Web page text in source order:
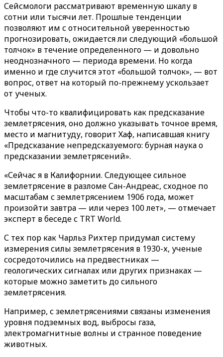
Сейсмологи рассматривают временную шкалу в
сотни или тысячи лет. Прошлые тенденции
позволяют им с относительной уверенностью
прогнозировать, ожидается ли следующий «большой
толчок» в течение определенного — и довольно
неоднозначного — периода времени. Но когда
именно и где случится этот «‎большой толчок»‎, — вот
вопрос, ответ на который по-прежнему ускользает
от ученых.
Чтобы что-то квалифицировать как предсказание
землетрясения, оно должно указывать точное время,
место и магнитуду, говорит Хаф, написавшая книгу
«Предсказание непредсказуемого: бурная наука о
предсказании землетрясений».
«Сейчас я в Калифорнии. Следующее сильное
землетрясение в разломе Сан-Андреас, сходное по
масштабам с землетрясением 1906 года, может
произойти завтра — или через 100 лет», — отмечает
эксперт в беседе с TRT World.
С тех пор как Чарльз Рихтер придумал систему
измерения силы землетрясения в 1930-х, ученые
сосредоточились на предвестниках —
геологических сигналах или других признаках —
которые можно заметить до сильного
землетрясения.
Например, с землетрясениями связаны изменения
уровня подземных вод, выбросы газа,
электромагнитные волны и странное поведение
животных.